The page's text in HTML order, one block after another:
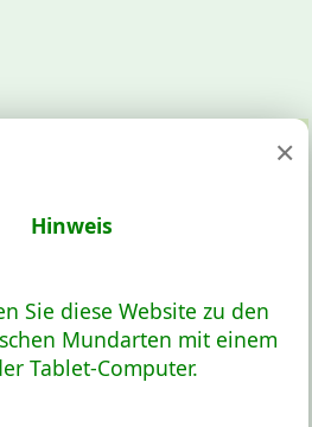
×
Hinweis
Sie diese Website zu den
Mundarten mit einem
Tablet-Computer.